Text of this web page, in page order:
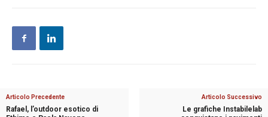
Articolo Precedente
Rafael, l’outdoor esotico di
Articolo Successivo
Le grafiche Instabilelab